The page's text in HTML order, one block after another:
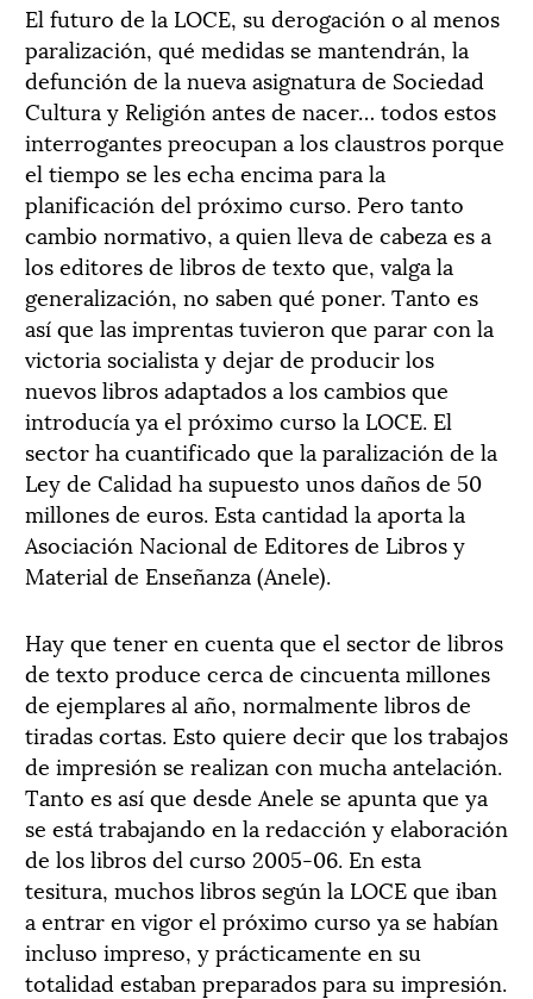
El futuro de la LOCE, su derogación o al menos
paralización, qué medidas se mantendrán, la
defunción de la nueva asignatura de Sociedad
Cultura y Religión antes de nacer… todos estos
interrogantes preocupan a los claustros porque
el tiempo se les echa encima para la
planificación del próximo curso. Pero tanto
cambio normativo, a quien lleva de cabeza es a
los editores de libros de texto que, valga la
generalización, no saben qué poner. Tanto es
así que las imprentas tuvieron que parar con la
victoria socialista y dejar de producir los
nuevos libros adaptados a los cambios que
introducía ya el próximo curso la LOCE. El
sector ha cuantificado que la paralización de la
Ley de Calidad ha supuesto unos daños de 50
millones de euros. Esta cantidad la aporta la
Asociación Nacional de Editores de Libros y
Material de Enseñanza (Anele).
Hay que tener en cuenta que el sector de libros
de texto produce cerca de cincuenta millones
de ejemplares al año, normalmente libros de
tiradas cortas. Esto quiere decir que los trabajos
de impresión se realizan con mucha antelación.
Tanto es así que desde Anele se apunta que ya
se está trabajando en la redacción y elaboración
de los libros del curso 2005-06. En esta
tesitura, muchos libros según la LOCE que iban
a entrar en vigor el próximo curso ya se habían
incluso impreso, y prácticamente en su
totalidad estaban preparados para su impresión.